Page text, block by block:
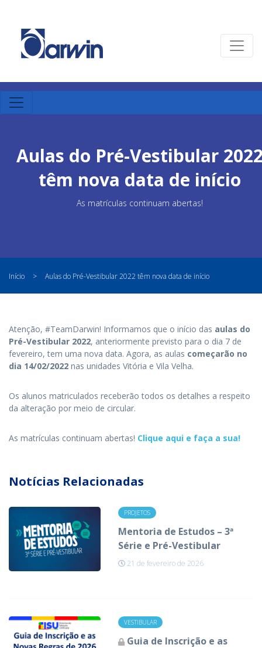
Aulas do Pré-Vestibular
têm nova data de início
As matrículas continuam abertas!
Início > Aulas do Pré-Vestibular 2022 têm nova data de início
Atenção, #TeamDarwin! Informamos que o início das aulas do
Pré-Vestibular 2022, anteriormente previsto para o dia 7 de
fevereiro, tem uma nova data. Agora, as aulas começarão no
dia 14/02/2022 nas unidades Vitória e Vila Velha.
Os alunos matriculados receberão todos os detalhes a respeito
da alteração por meio de circular.
As matrículas continuam abertas! Clique aqui e faça a sua!
Notícias Relacionadas
PROJETOS
Mentoria de Estudos – 3ª
Série e Pré-Vestibular
21 de fevereiro de 2026
VESTIBULAR
Guia de Inscrição e as